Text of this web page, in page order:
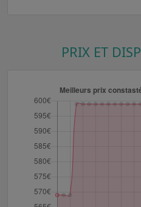
PRIX ET